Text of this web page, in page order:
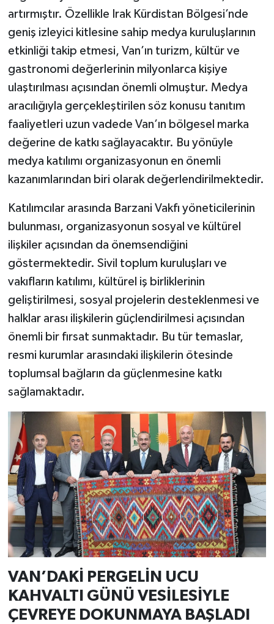
artırmıştır. Özellikle Irak Kürdistan Bölgesi’nde
geniş izleyici kitlesine sahip medya kuruluşlarının
etkinliği takip etmesi, Van’ın turizm, kültür ve
gastronomi değerlerinin milyonlarca kişiye
ulaştırılması açısından önemli olmuştur. Medya
aracılığıyla gerçekleştirilen söz konusu tanıtım
faaliyetleri uzun vadede Van’ın bölgesel marka
değerine de katkı sağlayacaktır. Bu yönüyle
medya katılımı organizasyonun en önemli
kazanımlarından biri olarak değerlendirilmektedir.
Katılımcılar arasında Barzani Vakfı yöneticilerinin
bulunması, organizasyonun sosyal ve kültürel
ilişkiler açısından da önemsendiğini
göstermektedir. Sivil toplum kuruluşları ve
vakıfların katılımı, kültürel iş birliklerinin
geliştirilmesi, sosyal projelerin desteklenmesi ve
halklar arası ilişkilerin güçlendirilmesi açısından
önemli bir fırsat sunmaktadır. Bu tür temaslar,
resmi kurumlar arasındaki ilişkilerin ötesinde
toplumsal bağların da güçlenmesine katkı
sağlamaktadır.
VAN’DAKİ PERGELİN UCU
KAHVALTI GÜNÜ VESİLESİYLE
ÇEVREYE DOKUNMAYA BAŞLADI